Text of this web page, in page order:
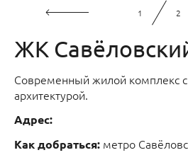
1 2
ЖК
Современный жилой комплекс
архитектурой.
Адрес:
Как добраться: метро